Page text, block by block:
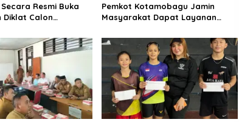
Resmi Buka
Diklat Calon
Pemkot Kotamobagu Jamin
Masyarakat Dapat Layanan